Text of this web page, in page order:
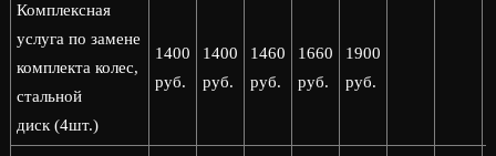
Комплексная
услуга по замене
комплекта колес,
стальной
диск (4шт.)
1400
руб.
1400
руб.
1460
руб.
1660
руб.
1900
руб.